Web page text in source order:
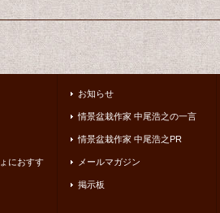
におすす
お知らせ
情景盆栽作家 中尾浩之の一言
情景盆栽作家 中尾浩之PR
メールマガジン
掲示板